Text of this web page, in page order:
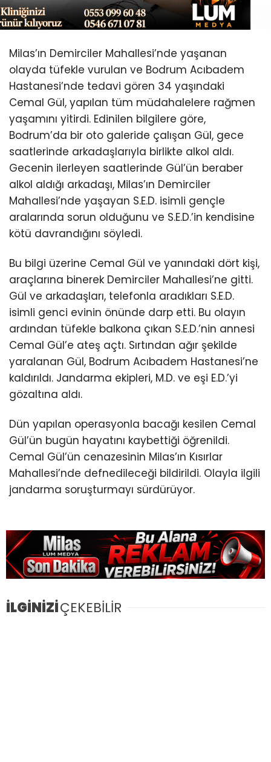
Milas’ın Demirciler Mahallesi’nde yaşanan
olayda tüfekle vurulan ve Bodrum Acıbadem
Hastanesi’nde tedavi gören 34 yaşındaki
Cemal Gül, yapılan tüm müdahalelere rağmen
yaşamını yitirdi. Edinilen bilgilere göre,
Bodrum’da bir oto galeride çalışan Gül, gece
saatlerinde arkadaşlarıyla birlikte alkol aldı.
Gecenin ilerleyen saatlerinde Gül’ün beraber
alkol aldığı arkadaşı, Milas’ın Demirciler
Mahallesi’nde yaşayan S.E.D. isimli gençle
aralarında sorun olduğunu ve S.E.D.’in kendisine
kötü davrandığını söyledi.
Bu bilgi üzerine Cemal Gül ve yanındaki dört kişi,
araçlarına binerek Demirciler Mahallesi’ne gitti.
Gül ve arkadaşları, telefonla aradıkları S.E.D.
isimli genci evinin önünde darp etti. Bu olayın
ardından tüfekle balkona çıkan S.E.D.’nin annesi
Cemal Gül’e ateş açtı. Sırtından ağır şekilde
yaralanan Gül, Bodrum Acıbadem Hastanesi’ne
kaldırıldı. Jandarma ekipleri, M.D. ve eşi E.D.’yi
gözaltına aldı.
Dün yapılan operasyonla bacağı kesilen Cemal
Gül’ün bugün hayatını kaybettiği öğrenildi.
Cemal Gül’ün cenazesinin Milas’ın Kısırlar
Mahallesi’nde defnedileceği bildirildi. Olayla ilgili
jandarma soruşturmayı sürdürüyor.
İLGİNİZİÇEKEBİLİR